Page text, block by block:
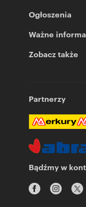
Ogłoszenia
Ważne
Zobacz także
Partnerzy
Bądźmy w